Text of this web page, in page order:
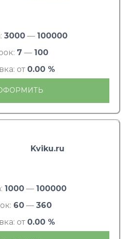
3000— 100000
7 — 100
от 0.00 %
Kviku.ru
1000 — 100000
60— 360
от 0.00 %